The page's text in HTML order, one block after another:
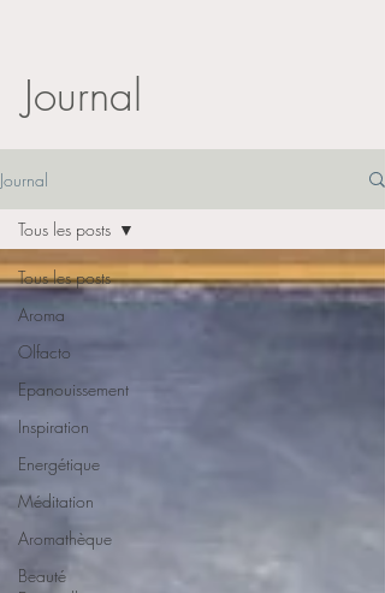
Journal
Journal
Tous les posts
Aroma
Olfacto
Epanouissement
Inspiration
Energétique
Méditation
Aromathèque
Beauté
Tous les posts